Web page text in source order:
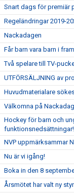
Snart dags för premiär
Regeländringar 2019-
Nackadagen
Får barn vara barn i
Två spelare till TV-
UTFÖRSÄLJNING av
Huvudmaterialare
Välkomna på
Hockey för barn och
funktionsnedsättningar!
NVP uppmärksammar
Nu är vi igång!
Boka in den 8
Årsmötet har valt ny